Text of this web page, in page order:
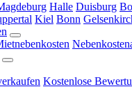
Halle Duisburg
Kiel Bonn
Kostenlose